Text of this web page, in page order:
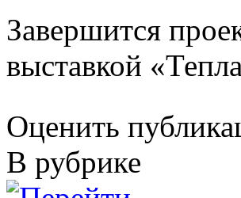
Завершится
выставкой
Оценить
В рубрике